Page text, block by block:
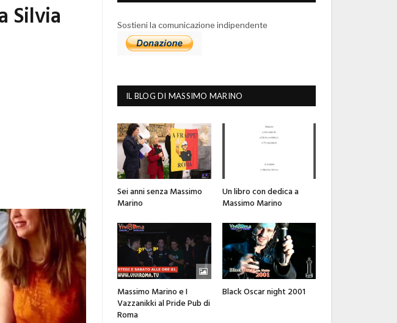
Silvia Sostieni la comunicazione indipendente
IL BLOG DI MASSIMO MARINO
Sei anni senza Massimo
Marino
Un libro con dedica a
Massimo Marino
Massimo Marino e I
Vazzanikki al Pride Pub di
Roma
Black Oscar night 2001